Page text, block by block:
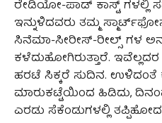
ರೇಡಿಯೋ-ಪಾಡ್ ಕಾಸ್ಟ್ ಗಳಲ್ಲಿ
ಇನ್ನುಳಿದವರು ತಮ್ಮ
ಸಿನೆಮಾ-ಸೀರೀಸ್-ರೀಲ್ಸ್ ಗಳ
ಕಳೆದುಹೋಗಿರುತ್ತಾರೆ.
ಹರಟೆ ಸಿಕ್ಕರೆ ಸುದಿನ. ಉಳಿದಂತೆ
ಮಾರುಕಟ್ಟೆಯಿಂದ ಹಿಡಿದು,
ಎರಡು ಸೆಕೆಂಡುಗಳಲ್ಲಿ